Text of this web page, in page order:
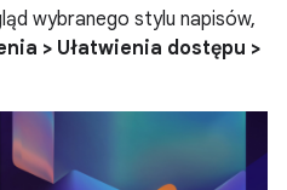
wybranego stylu napisów,
> Ułatwienia dostępu >